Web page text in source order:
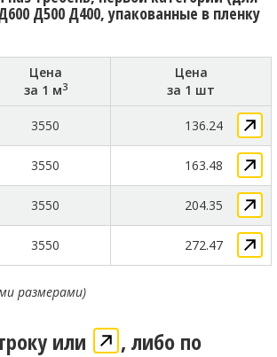
Д500 Д400, упакованные в пленку
Цена
за 1 м3
Цена
за 1 шт
3550 136.24
3550 163.48
3550 204.35
3550 272.47
размерами)
или , либо по